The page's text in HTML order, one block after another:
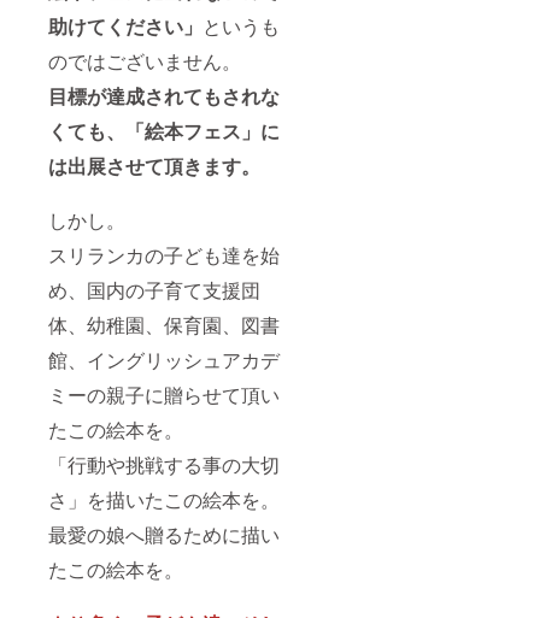
助けてください」 というも
のではございません。
目標が達成されてもされな
くても、「絵本フェス」に
は出展させて頂きます。
しかし。
スリランカの子ども達を始
め、国内の子育て支援団
体、幼稚園、保育園、図書
館、イングリッシュアカデ
ミーの親子に贈らせて頂い
たこの絵本を。
「行動や挑戦する事の大切
さ」を描いたこの絵本を。
最愛の娘へ贈るために描い
たこの絵本を。